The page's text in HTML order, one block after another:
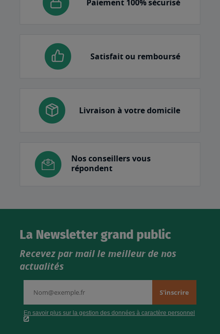
Paiement 100% sécurisé
Satisfait ou remboursé
Livraison à votre domicile
Nos conseillers vous
répondent
La Newsletter grand public
Recevez par mail le meilleur de nos
actualités